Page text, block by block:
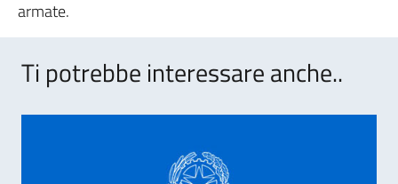
armate.
Ti potrebbe interessare anche..